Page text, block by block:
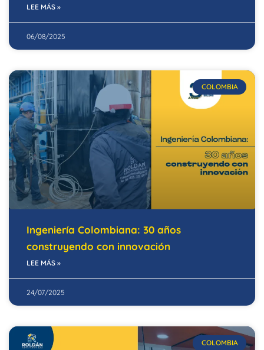
LEE MÁS »
06/08/2025
COLOMBIA
Ingeniería Colombiana: 30 años
construyendo con innovación
LEE MÁS »
24/07/2025
COLOMBIA